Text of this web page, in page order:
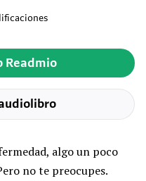
Readmio
algo un poco
no te preocupes.